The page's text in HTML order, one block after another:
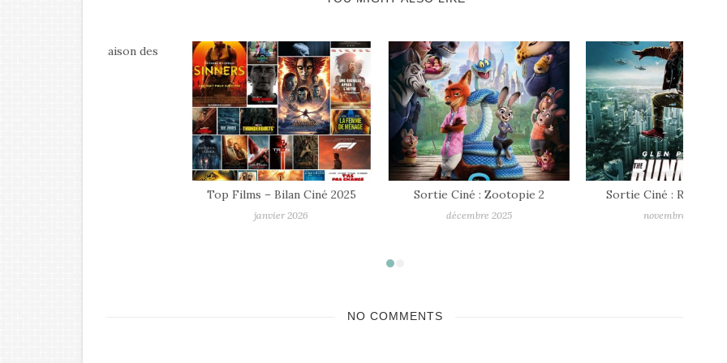
Top Films – Bilan Ciné 2025 Sortie Ciné : Zootopie 2 Sortie Ciné : Running Man
NO COMMENTS